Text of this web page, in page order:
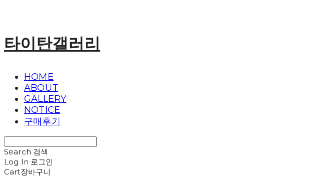
타이탄갤러리
HOME
ABOUT
GALLERY
NOTICE
구매후기
Search 검색
Log In 로그인
Cart장바구니